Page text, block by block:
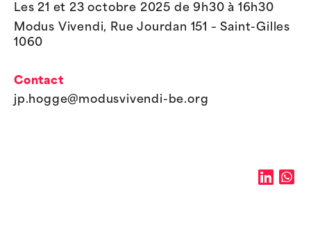
Les 21 et 23 octobre 2025 de 9h30 à 16h30
Modus Vivendi, Rue Jourdan 151 – Saint-Gilles
1060
Contact
jp.hogge@modusvivendi-be.org